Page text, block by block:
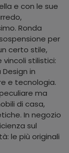
e con le sue
Ronda
per
certo stile,
stilistici:
in
e tecnologia.
ma
di casa,
In negozio
sul
le più originali